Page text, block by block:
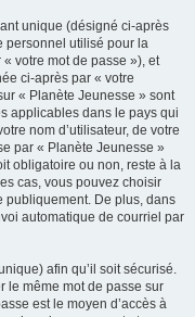
unique (désigné ci-après
personnel utilisé pour la
votre mot de passe »), et
ci-après par « votre
« Planète Jeunesse » sont
applicables dans le pays qui
nom d’utilisateur, de votre
par « Planète Jeunesse »
obligatoire ou non, reste à la
cas, vous pouvez choisir
publiquement. De plus, dans
automatique de courriel par
afin qu’il soit sécurisé.
le même mot de passe sur
est le moyen d’accès à